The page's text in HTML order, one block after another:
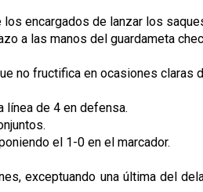
encargados de lanzar los
a las manos del guardameta
no fructifica en ocasiones claras
línea de 4 en defensa.
el 1-0 en el marcador.
exceptuando una última del